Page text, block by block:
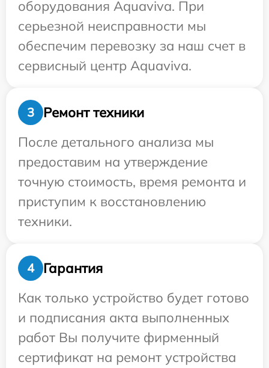
оборудования Aquaviva. При
серьезной неисправности мы
обеспечим перевозку за наш счет в
сервисный центр Aquaviva.
3
Ремонт техники
После детального анализа мы
предоставим на утверждение
точную стоимость, время ремонта и
приступим к восстановлению
техники.
4
Гарантия
Как только устройство будет готово
и подписания акта выполненных
работ Вы получите фирменный
сертификат на ремонт устройства